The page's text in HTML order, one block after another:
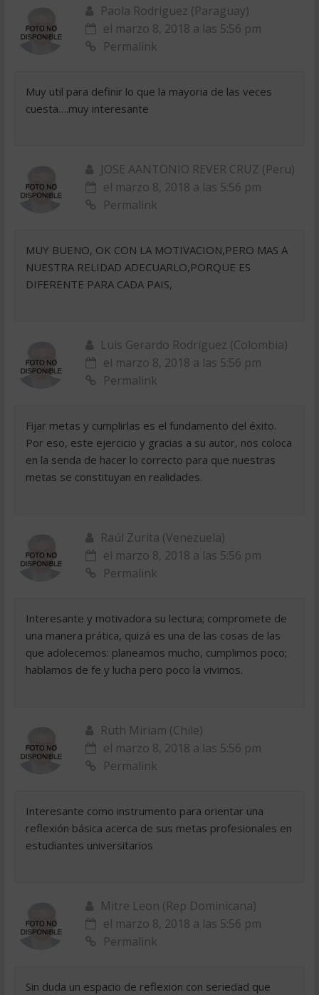
Paola Rodriguez (Paraguay)
el marzo 8, 2018 a las 5:56 pm
Permalink
Muy util para definir lo que la mayoria de las veces
cuesta….muy interesante
JOSE AANTONIO REVER CRUZ (Peru)
el marzo 8, 2018 a las 5:56 pm
Permalink
MUY BUENO, OK CON LA MOTIVACION,PERO MAS A
NUESTRA RELIDAD ADECUARLO,PORQUE ES
DIFERENTE PARA CADA PAIS,
Luis Gerardo Rodríguez (Colombia)
el marzo 8, 2018 a las 5:56 pm
Permalink
Fijar metas y cumplirlas es el fundamento del éxito.
Por eso, este ejercicio y gracias a su autor, nos coloca
en la senda de hacer lo correcto para que nuestras
metas se constituyan en realidades.
Raúl Zurita (Venezuela)
el marzo 8, 2018 a las 5:56 pm
Permalink
Interesante y motivadora su lectura; compromete de
una manera prática, quizá es una de las cosas de las
que adolecemos: planeamos mucho, cumplimos poco;
hablamos de fe y lucha pero poco la vivimos.
Ruth Miriam (Chile)
el marzo 8, 2018 a las 5:56 pm
Permalink
Interesante como instrumento para orientar una
reflexión básica acerca de sus metas profesionales en
estudiantes universitarios
Mitre Leon (Rep Dominicana)
el marzo 8, 2018 a las 5:56 pm
Permalink
Sin duda un espacio de reflexion con seriedad que